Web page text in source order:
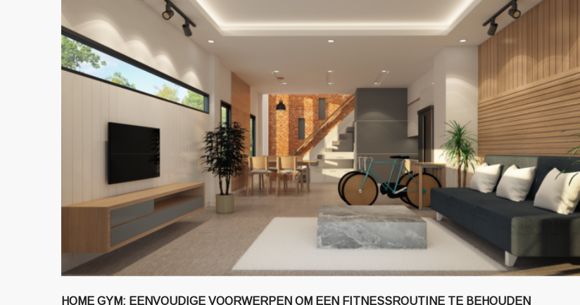
HOME GYM: EENVOUDIGE VOORWERPEN OM EEN FITNESSROUTINE TE BEHOUDEN